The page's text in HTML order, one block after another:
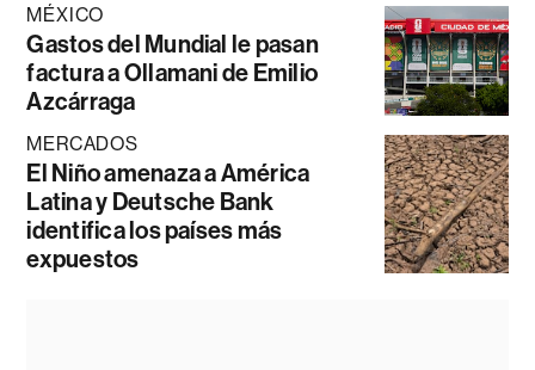
MÉXICO
Gastos del Mundial le pasan
factura a Ollamani de Emilio
Azcárraga
MERCADOS
El Niño amenaza a América
Latina y Deutsche Bank
identifica los países más
expuestos